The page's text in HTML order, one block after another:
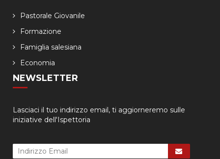
Pastorale Giovanile
Formazione
Famiglia salesiana
Economia
NEWSLETTER
Lasciaci il tuo indirizzo email, ti aggiorneremo sulle
iniziative dell'Ispettoria